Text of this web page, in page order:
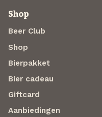
Shop
Beer Club
Shop
Bierpakket
Bier cadeau
Giftcard
Aanbiedingen